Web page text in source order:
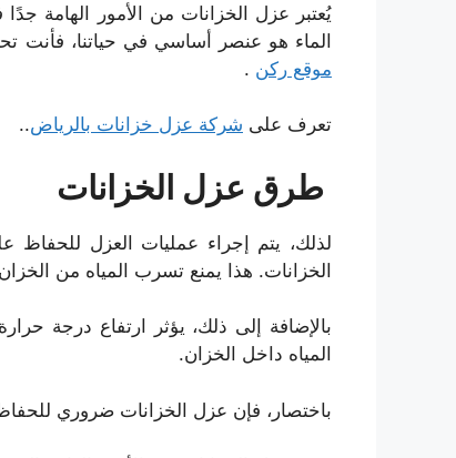
يُعتبر عزل الخزانات من الأمور الهامة
الماء هو عنصر أساسي في حياتنا، فأنت
موقع ركن .
تعرف على شركة عزل خزانات بالرياض..
طرق عزل الخزانات
لذلك، يتم إجراء عمليات العزل
الخزانات. هذا يمنع تسرب المياه من
بالإضافة إلى ذلك، يؤثر ارتفاع درجة
المياه داخل الخزان.
باختصار، فإن عزل الخزانات ضروري